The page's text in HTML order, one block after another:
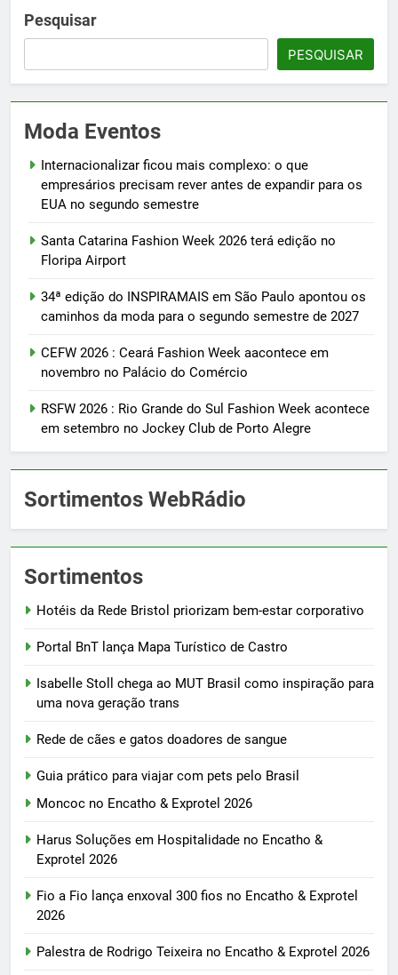
Pesquisar
PESQUISAR
Moda Eventos
Internacionalizar ficou mais complexo: o que
empresários precisam rever antes de expandir para os
EUA no segundo semestre
Santa Catarina Fashion Week 2026 terá edição no
Floripa Airport
34ª edição do INSPIRAMAIS em São Paulo apontou os
caminhos da moda para o segundo semestre de 2027
CEFW 2026 : Ceará Fashion Week aacontece em
novembro no Palácio do Comércio
RSFW 2026 : Rio Grande do Sul Fashion Week acontece
em setembro no Jockey Club de Porto Alegre
Sortimentos WebRádio
Sortimentos
Hotéis da Rede Bristol priorizam bem-estar corporativo
Portal BnT lança Mapa Turístico de Castro
Isabelle Stoll chega ao MUT Brasil como inspiração para
uma nova geração trans
Rede de cães e gatos doadores de sangue
Guia prático para viajar com pets pelo Brasil
Moncoc no Encatho & Exprotel 2026
Harus Soluções em Hospitalidade no Encatho &
Exprotel 2026
Fio a Fio lança enxoval 300 fios no Encatho & Exprotel
2026
Palestra de Rodrigo Teixeira no Encatho & Exprotel 2026